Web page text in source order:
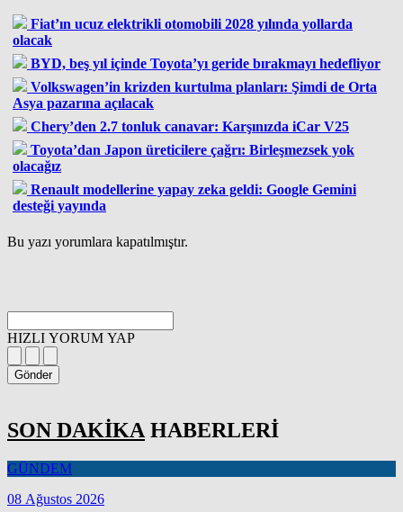
Fiat’ın ucuz elektrikli otomobili 2028 yılında yollarda
olacak
BYD, beş yıl içinde Toyota’yı geride bırakmayı hedefliyor
Volkswagen’in krizden kurtulma planları: Şimdi de Orta
Asya pazarına açılacak
Chery’den 2.7 tonluk canavar: Karşınızda iCar V25
Toyota’dan Japon üreticilere çağrı: Birleşmezsek yok
olacağız
Renault modellerine yapay zeka geldi: Google Gemini
desteği yayında
Bu yazı yorumlara kapatılmıştır.
HIZLI YORUM YAP
Gönder
SON DAKİKA HABERLERİ
GÜNDEM
08 Ağustos 2026